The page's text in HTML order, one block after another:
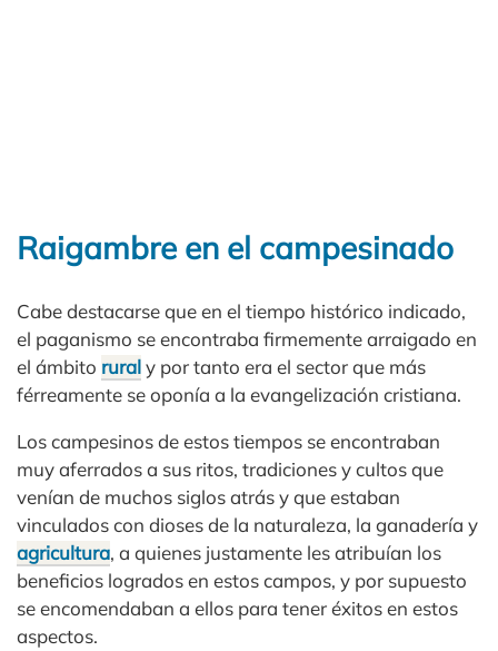
Raigambre en el campesinado
Cabe destacarse que en el tiempo histórico indicado,
el paganismo se encontraba firmemente arraigado en
el ámbito ruraly por tanto era el sector que más
férreamente se oponía a la evangelización cristiana.
Los campesinos de estos tiempos se encontraban
muy aferrados a sus ritos, tradiciones y cultos que
venían de muchos siglos atrás y que estaban
vinculados con dioses de la naturaleza, la ganadería y
agricultura, a quienes justamente les atribuían los
beneficios logrados en estos campos, y por supuesto
se encomendaban a ellos para tener éxitos en estos
aspectos.